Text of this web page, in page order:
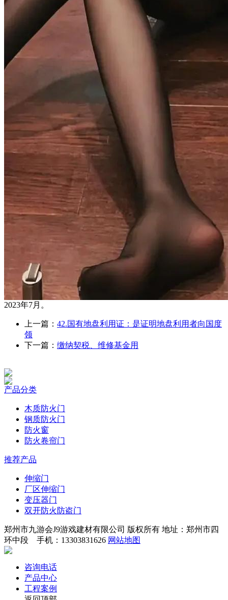
2023年7月。
上一篇： 42.国有地盘利用证：是证明地盘利用者向国度
领
下一篇： 缴纳契税、维修基金用
产品分类
木质防火门
钢质防火门
防火窗
防火卷帘门
推荐产品
伸缩门
厂区伸缩门
变压器门
双开防火防盗门
郑州市九游会J9游戏建材有限公司 版权所有 地址：郑州市四
环中段 手机：13303831626 网站地图
咨询电话
产品中心
工程案例